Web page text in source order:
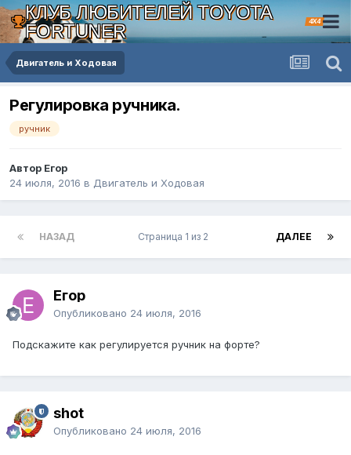
КЛУБ ЛЮБИТЕЛЕЙ TOYOTA
FORTUNER
4X4
Двигатель и Ходовая
Регулировка ручника.
ручник
Автор Егор
24 июля, 2016 в Двигатель и Ходовая
НАЗАД ДАЛЕЕ
Страница 1 из 2
Егор
Опубликовано 24 июля, 2016
Подскажите как регулируется ручник на форте?
shot
Опубликовано 24 июля, 2016